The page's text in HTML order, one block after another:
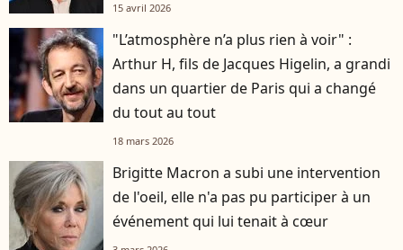
15 avril 2026
"L’atmosphère n’a plus rien à voir" :
Arthur H, fils de Jacques Higelin, a grandi
dans un quartier de Paris qui a changé
du tout au tout
18 mars 2026
Brigitte Macron a subi une intervention
de l'oeil, elle n'a pas pu participer à un
événement qui lui tenait à cœur